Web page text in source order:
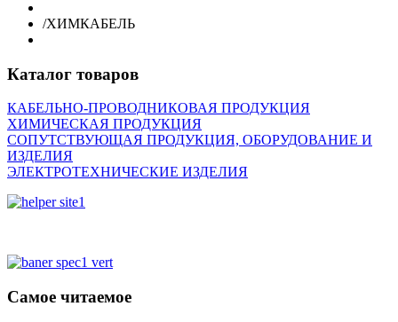
/ХИМКАБЕЛЬ
Каталог товаров
КАБЕЛЬНО-ПРОВОДНИКОВАЯ ПРОДУКЦИЯ
ХИМИЧЕСКАЯ ПРОДУКЦИЯ
СОПУТСТВУЮЩАЯ ПРОДУКЦИЯ, ОБОРУДОВАНИЕ И
ИЗДЕЛИЯ
ЭЛЕКТРОТЕХНИЧЕСКИЕ ИЗДЕЛИЯ
Самое читаемое